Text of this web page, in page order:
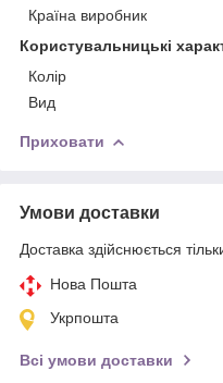
Країна виробник
Користувальницькі
Колір
Вид
Приховати
Умови доставки
Доставка здійснюється
Нова Пошта
Укрпошта
Всі умови доставки